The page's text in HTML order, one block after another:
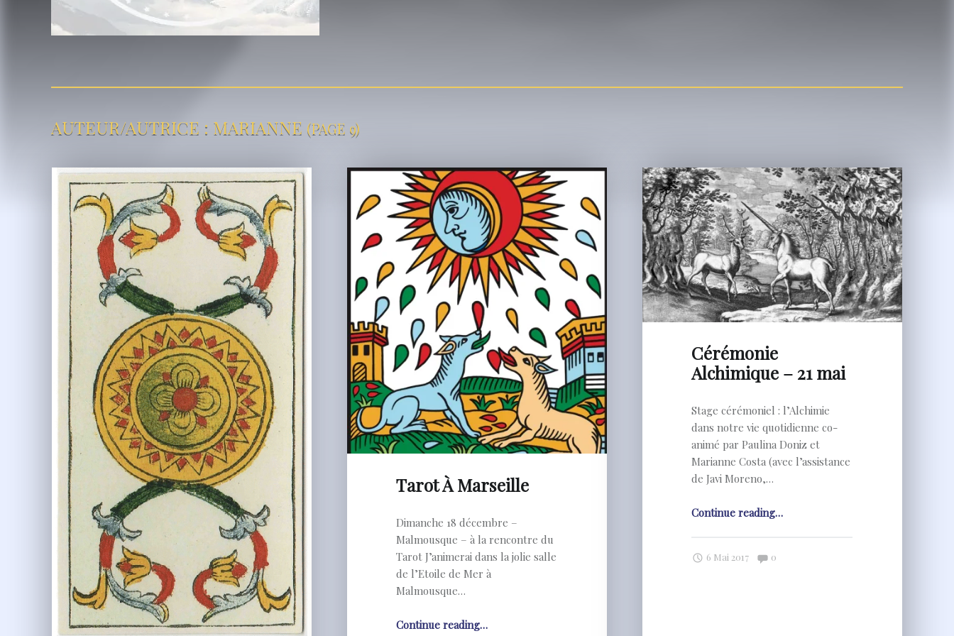
AUTEUR/AUTRICE : MARIANNE (PAGE 9)
Tarot À Marseille
Dimanche 18 décembre –
Malmousque – à la rencontre du
Tarot J’animerai dans la jolie salle
de l’Etoile de Mer à
Malmousque…
Continue reading"Tarot
…
Cérémonie
Alchimique – 21 mai
Stage cérémoniel : l’Alchimie
dans notre vie quotidienne co-
animé par Paulina Doniz et
Marianne Costa (avec l’assistance
de Javi Moreno,…
Continue reading"Cérémonie
21
…
6 Mai 2017 Comments:
0